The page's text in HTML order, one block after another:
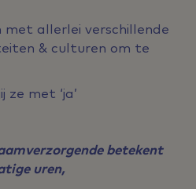
met allerlei verschillende
& culturen om te
ze met ‘ja’
betekent
uren,